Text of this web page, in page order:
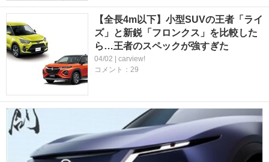
【全長4m以下】小型SUVの王者「ライ
ズ」と新鋭「フロンクス」を比較した
ら…王者のスペックが強すぎた
04/02 | carview!
コメント：29